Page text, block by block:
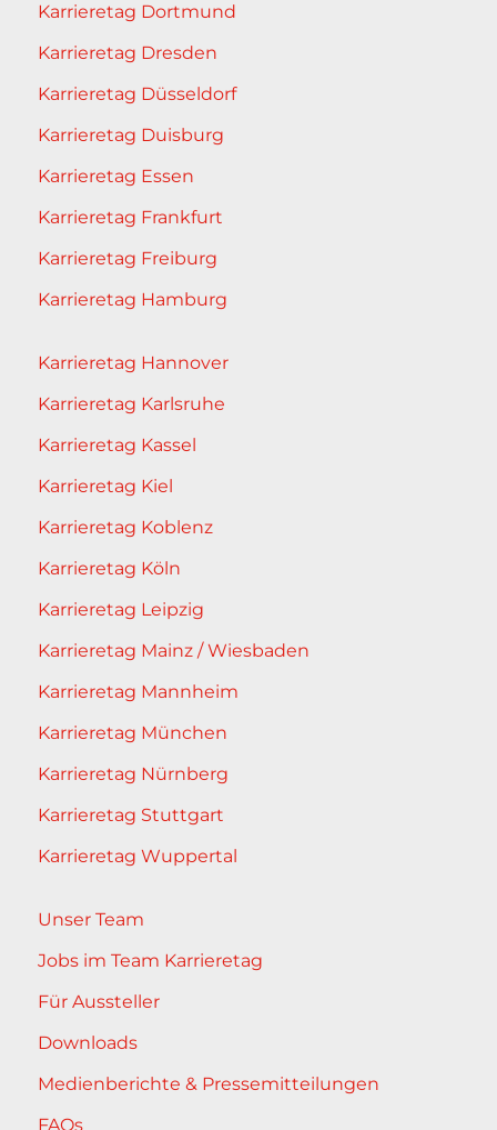
Karrieretag Dortmund
Karrieretag Dresden
Karrieretag Düsseldorf
Karrieretag Duisburg
Karrieretag Essen
Karrieretag Frankfurt
Karrieretag Freiburg
Karrieretag Hamburg
Karrieretag Hannover
Karrieretag Karlsruhe
Karrieretag Kassel
Karrieretag Kiel
Karrieretag Koblenz
Karrieretag Köln
Karrieretag Leipzig
Karrieretag Mainz / Wiesbaden
Karrieretag Mannheim
Karrieretag München
Karrieretag Nürnberg
Karrieretag Stuttgart
Karrieretag Wuppertal
Unser Team
Jobs im Team Karrieretag
Für Aussteller
Downloads
Medienberichte & Pressemitteilungen
FAQs